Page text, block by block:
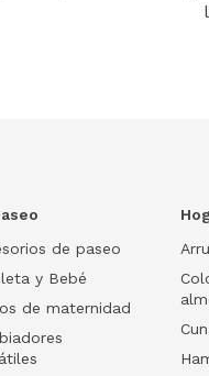
de paseo
y Bebé
de maternidad